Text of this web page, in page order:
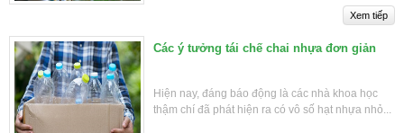
Các ý tưởng tái chế chai nhựa đơn giản
Hiện nay, đáng báo động là các nhà khoa học
thậm chí đã phát hiện ra có vô số hạt nhựa nhỏ...